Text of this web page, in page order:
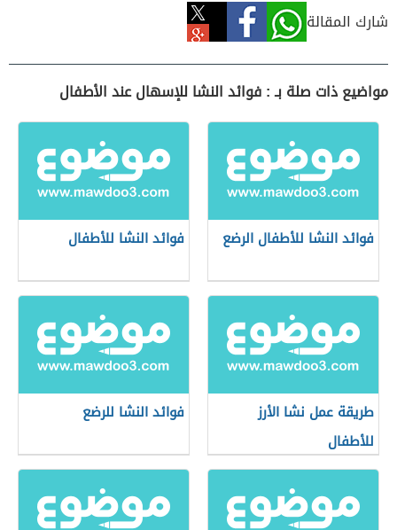
شارك المقالة
مواضيع ذات صلة بـ : فوائد النشا للإسهال عند الأطفال
فوائد النشا للأطفال الرضع فوائد النشا للأطفال
طريقة عمل نشا الأرز
للأطفال
فوائد النشا للرضع